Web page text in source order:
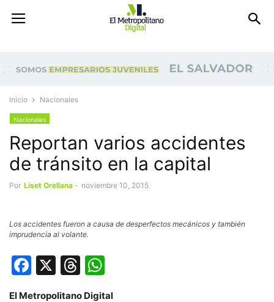
Inicio Nacionales
Nacionales
Reportan varios accidentes
de tránsito en la capital
Por Liset Orellana - noviembre 10, 2015
Los accidentes fueron a causa de desperfectos mecánicos y también
imprudencia al volante.
Facebook
X Threads
El Metropolitano Digital